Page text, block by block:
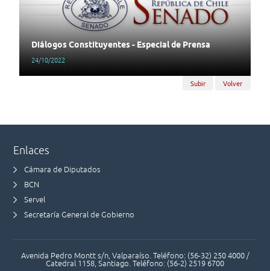
Diálogos Constituyentes - Especial de Prensa
24/10/2022
Subir Volver
Enlaces
Cámara de Diputados
BCN
Servel
Secretaría General de Gobierno
Avenida Pedro Montt s/n, Valparaíso. Teléfono: (56-32) 250 4000 /
Catedral 1158, Santiago. Teléfono: (56-2) 2519 6700